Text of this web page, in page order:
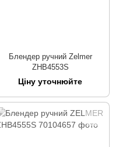
Блендер ручний Zelmer
ZHB4553S
Ціну уточнюйте